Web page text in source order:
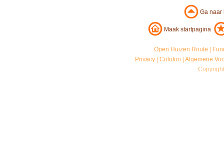
Ga
Maak startpagina
Open Huizen Route
Privacy |Colofon |Algemene